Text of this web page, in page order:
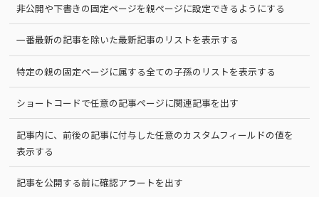
非公開や下書きの固定ページを親ページに設定できるようにする
一番最新の記事を除いた最新記事のリストを表示する
特定の親の固定ページに属する全ての子孫のリストを表示する
ショートコードで任意の記事ページに関連記事を出す
記事内に、前後の記事に付与した任意のカスタムフィールドの値を
表示する
記事を公開する前に確認アラートを出す